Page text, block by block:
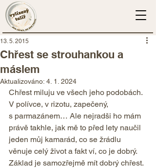
Chřest se strouhankou a
máslem
13. 5. 2015
Aktualizováno: 4. 1. 2024
Chřest miluju ve všech jeho podobách.
V polívce, v rizotu, zapečený,
s parmazánem… Ale nejradši ho mám
právě takhle, jak mě to před lety naučil
jeden můj kamarád, co se žrádlu
věnuje celý život a fakt ví, co je dobrý.
Základ je samozřejmě mít dobrý chřest.